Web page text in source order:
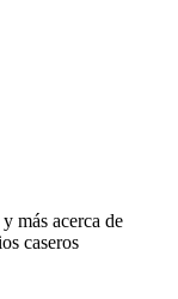
más acerca de
caseros